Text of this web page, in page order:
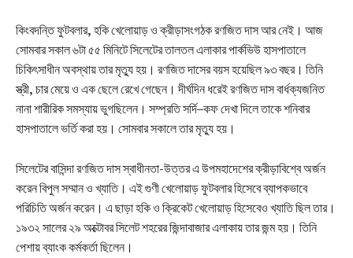
কিংবদন্তি ফুটবলার, হকি খেলোয়াড় ও ক্রীড়াসংগঠক রণজিত দাস আর নেই। আজ
সোমবার সকাল ৬টা ৫৫ মিনিটে সিলেটের তালতল এলাকার পার্কভিউ হাসপাতালে
চিকিৎসাধীন অবস্থায় তার মৃত্যু হয়। রণজিত দাসের বয়স হয়েছিল ৯৩ বছর। তিনি
স্ত্রী, চার মেয়ে ও এক ছেলে রেখে গেছেন। দীর্ঘদিন ধরেই রণজিত দাস বার্ধক্যজনিত
নানা শারীরিক সমস্যায় ভুগছিলেন। সম্প্রতি সর্দি–কফ দেখা দিলে তাকে শনিবার
হাসপাতালে ভর্তি করা হয়। সোমবার সকালে তার মৃত্যু হয়।
সিলেটের বাসিন্দা রণজিত দাস স্বাধীনতা-উত্তর এ উপমহাদেশের ক্রীড়াবিশ্বে অর্জন
করেন বিপুল সম্মান ও খ্যাতি। এই গুণী খেলোয়াড় ফুটবলার হিসেবে ব্যাপকভাবে
পরিচিতি অর্জন করেন। এ ছাড়া হকি ও ক্রিকেট খেলোয়াড় হিসেবেও খ্যাতি ছিল তার।
১৯৩২ সালের ২৯ অক্টোবর সিলেট শহরের জিন্দাবাজার এলাকায় তার জন্ম হয়। তিনি
পেশায় ব্যাংক কর্মকর্তা ছিলেন।